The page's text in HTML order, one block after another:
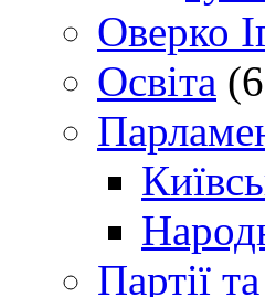
Оверко
Освіта
Партії